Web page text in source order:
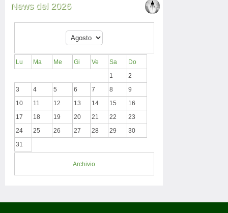
News del 2026
Lu Ma Me Gi Ve Sa
Do
1
2
3
4 5 6 7 8
9
10
11 12 13 14 15
16
17
18 19 20 21 22
23
24
25 26 27 28 29
30
31
Archivio